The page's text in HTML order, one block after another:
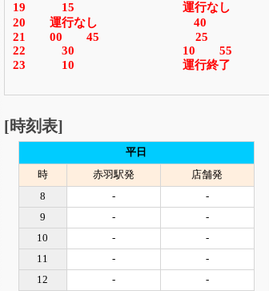
19 15 運行なし
20 運行なし 40
21 00 45 25
22 30 10 55
23 10 運行終了
[時刻表]
平日
時
赤羽駅発
店舗発
8
-
-
9
-
-
10
-
-
11
-
-
12
-
-